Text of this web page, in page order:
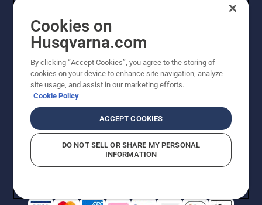
© Husqvarna AB (publ). Alle Rechte vorbehalten. Bei
den Preisangaben handelt es sich um unverbindliche
Preisempfehlungen in Euro inkl. der gesetzlichen
Preisempfehlungen (inkl. MwSt), es sei denn sie sind für
den direkten Kauf verfügbar.
Cookie-RichtlinieNutzungsbedingungen Datenschutzerklärung
Vermutete Verstöße melden
Cookies on
Husqvarna.com
By clicking “Accept Cookies”, you agree to the storing of
cookies on your device to enhance site navigation, analyze
site usage, and assist in our marketing efforts.
Cookie Policy
ACCEPT COOKIES
DO NOT SELL OR SHARE MY PERSONAL
INFORMATION